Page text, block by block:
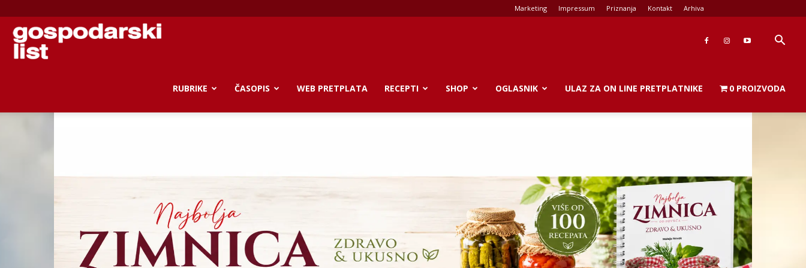
Marketing Impressum Priznanja Kontakt Arhiva
Gospodarski
RUBRIKE ČASOPIS WEB PRETPLATA RECEPTI SHOP OGLASNIK ULAZ ZA ON LINE PRETPLATNIKE 0 PROIZVODA